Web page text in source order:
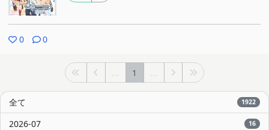
0 0
... 1 ...
全て 1922
2026-07 16